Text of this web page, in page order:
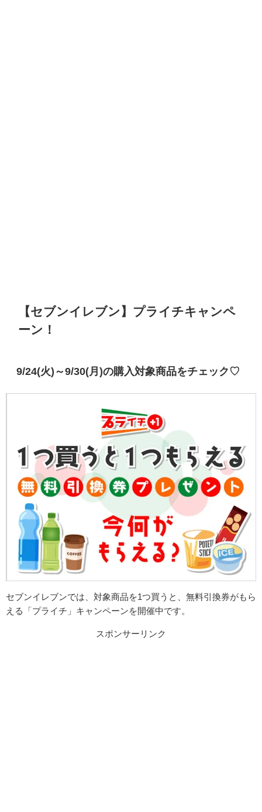
【セブンイレブン】プライチキャンペ
ーン！
9/24(火)～9/30(月)の購入対象商品をチェック♡
セブンイレブンでは、対象商品を1つ買うと、無料引換券がもら
える「プライチ」キャンペーンを開催中です。
スポンサーリンク